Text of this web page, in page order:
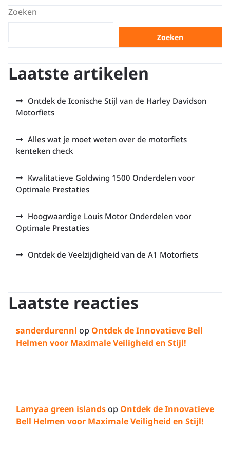
Zoeken
Zoeken
Laatste artikelen
Ontdek de Iconische Stijl van de Harley Davidson
Motorfiets
Alles wat je moet weten over de motorfiets
kenteken check
Kwalitatieve Goldwing 1500 Onderdelen voor
Optimale Prestaties
Hoogwaardige Louis Motor Onderdelen voor
Optimale Prestaties
Ontdek de Veelzijdigheid van de A1 Motorfiets
Laatste reacties
sanderdurennl op Ontdek de Innovatieve Bell
Helmen voor Maximale Veiligheid en Stijl!
Lamyaa green islandsop Ontdek de Innovatieve
Bell Helmen voor Maximale Veiligheid en Stijl!